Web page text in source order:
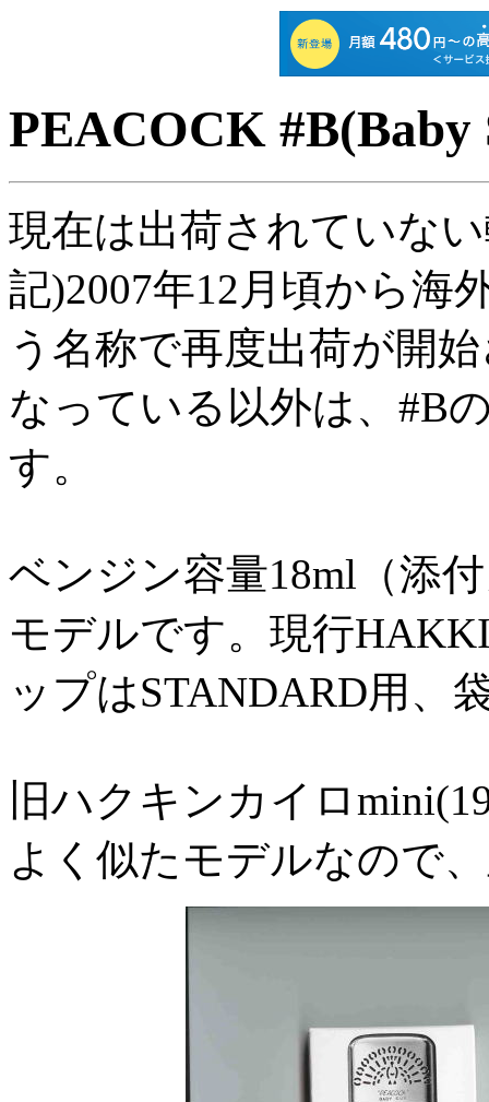
PEACOCK #B(Baby
現在は出荷されていな
記)2007年12月頃から海
う名称で再度出荷が開
なっている以外は、#B
す。
ベンジン容量18ml（添
モデルです。現行
ップはSTANDARD用、
旧ハクキンカイロ
よく似たモデルなので